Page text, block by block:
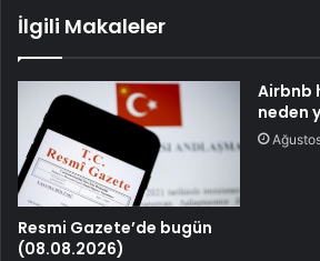
İlgili Makaleler
Resmi Gazete’de bugün
(08.08.2026)
Airbnb
neden